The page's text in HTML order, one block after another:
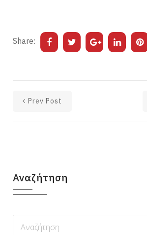
Share:
Prev Post
Αναζήτηση